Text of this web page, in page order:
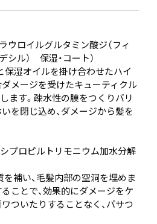
ウロイルグルタミン酸ジ（フィ
シル） 保湿・コート）
保湿オイルを掛け合わせたハイ
メージを受けたキューティクル
ます。疎水性の膜をつくりバリ
を閉じ込め、ダメージから髪を
プロピルトリモニウム加水分解
補い、毛髪内部の空洞を埋めま
ことで、効果的にダメージをケ
ついたりすることなく、パサつ